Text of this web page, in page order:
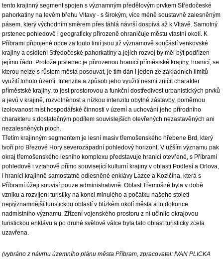
tento krajinný segment spojen s významným předělovým prvkem Středočeské
pahorkatiny na levém břehu Vltavy - s širokým, více méně soustavně zalesněným
pásem, který východním směrem přes táhlá návrší dospívá až k Vltavě. Samotný
prstenec pohledově i geograficky přirozeně ohraničuje městu vlastní okolí. K
Příbrami připojené obce za touto linií jsou již významově součástí venkovské
krajiny a osídlení Středočeské pahorkatiny a jejich rozvoj by měl být podřízen
jejímu řádu. Protože prstenec je přirozenou hranicí příměstské krajiny, hranicí, se
kterou nelze s růstem města posouvat, je tím dán i jeden ze základních limitů
využití tohoto území. Intenzita a způsob jeho využití nesmí zničit charakter
příměstské krajiny, to jest prostorovou a funkční dostředivost urbanistických prvků
a jevů v krajině, rozvolněnost a nízkou intenzitu obytné zástavby, poměrnou
izolovanost míst hospodářské činnosti v území a uchování jeho přírodního
charakteru s dostatečným podílem souvislejších otevřených nezastavěných ani
nezalesněných ploch.
Třetím krajinným segmentem je lesní masiv třemošenského hřebene Brd, který
tvoří pro Březové Hory severozápadní pohledový horizont. V užším významu pak
okraj třemošenského lesního komplexu představuje hranici otevřené, s Příbramí
pohledově i vztahově přímo související kulturní krajiny v oblasti Podlesí a Orlova,
i hranici krajinně samostatné odlesněné enklávy Lazce a Kozičína, která s
Příbramí úžeji souvisí pouze administrativně. Oblast Třemošné byla v době
vzniku a rozvíjení turistiky na konci minulého a počátku našeho století
nejvýznamnější turistickou oblastí v blízkém okolí města a to dokonce
nadmístního významu. Zřízení vojenského prostoru z ní učinilo okrajovou
turistickou enklávu a po druhé světové válce byla tato oblast turisticky zcela
uzavřena.
(vybráno z návrhu územního plánu města Příbram, zpracovatel: IVAN PLICKA